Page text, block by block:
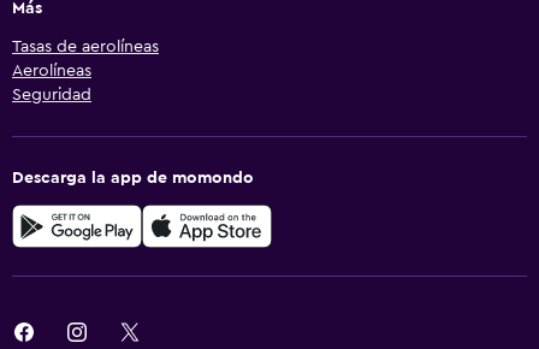
Más
Tasas de aerolíneas
Aerolíneas
Seguridad
Descarga la app de momondo